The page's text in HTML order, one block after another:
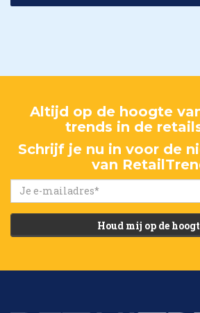
Altijd op de hoogte
trends in de
Schrijf je nu in voor de
van
Houd mij op de